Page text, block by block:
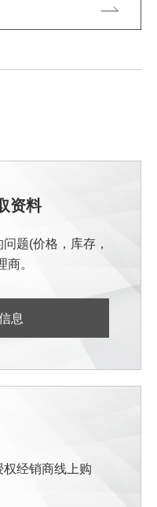
资料
题(价格，库存，
。
息
经销商线上购